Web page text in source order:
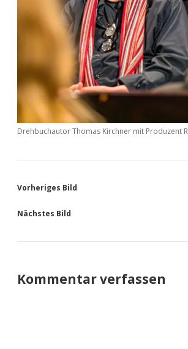
Drehbuchautor Thomas Kirchner mit Produzent
Vorheriges Bild
Nächstes Bild
Kommentar verfassen